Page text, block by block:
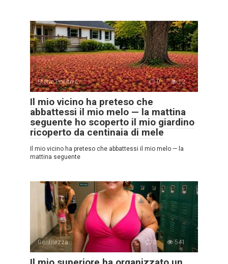
Storie Positive 0 12
Il mio vicino ha preteso che
abbattessi il mio melo — la mattina
seguente ho scoperto il mio giardino
ricoperto da centinaia di mele
Il mio vicino ha preteso che abbattessi il mio melo — la
mattina seguente
Gentilezza 0 541